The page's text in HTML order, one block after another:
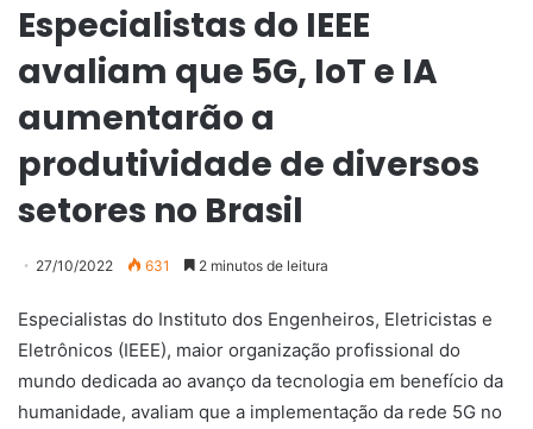
Especialistas do IEEE
avaliam que 5G, IoT e IA
aumentarão a
produtividade de diversos
setores no Brasil
27/10/2022 631 2 minutos de leitura
Especialistas do Instituto dos Engenheiros, Eletricistas e
Eletrônicos (IEEE), maior organização profissional do
mundo dedicada ao avanço da tecnologia em benefício da
humanidade, avaliam que a implementação da rede 5G no